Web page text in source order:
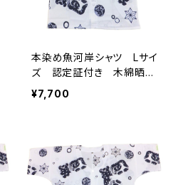
本染め魚河岸シャツ Lサイ
ズ 認定証付き 木綿晒
涼麻柄 白×紺 日本製
注染そめ 浴衣生地 職人
津 浜通り 港町
¥7,700